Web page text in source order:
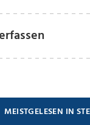
MEISTGELESEN IN